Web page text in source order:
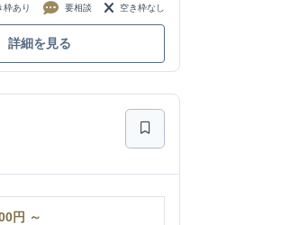
枠あり 要相談 空き枠なし
詳細を見る
円 ～